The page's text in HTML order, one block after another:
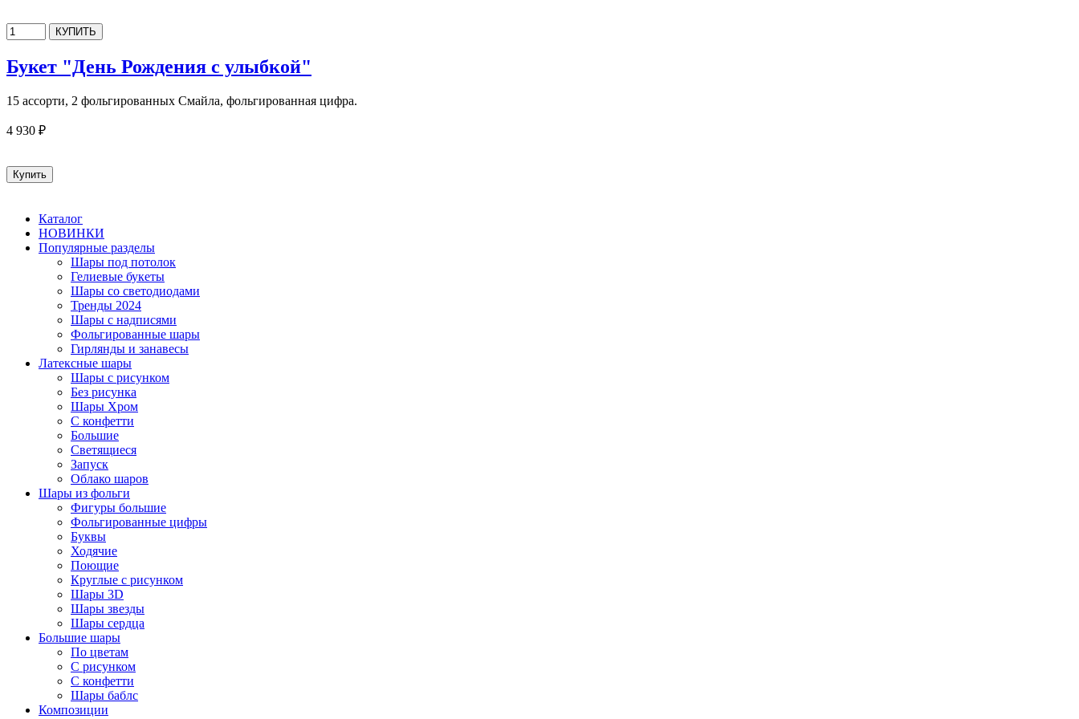
Букет "День Рождения с улыбкой"
15 ассорти, 2 фольгированных Смайла, фольгированная цифра.
4 930 ₽
Каталог
НОВИНКИ
Популярные разделы
Шары под потолок
Гелиевые букеты
Шары со светодиодами
Тренды 2024
Шары с надписями
Фольгированные шары
Гирлянды и занавесы
Латексные шары
Шары с рисунком
Без рисунка
Шары Хром
C конфетти
Большие
Светящиеся
Запуск
Облако шаров
Шары из фольги
Фигуры большие
Фольгированные цифры
Буквы
Ходячие
Поющие
Круглые с рисунком
Шары 3D
Шары звезды
Шары сердца
Большие шары
По цветам
С рисунком
С конфетти
Шары баблс
Композиции